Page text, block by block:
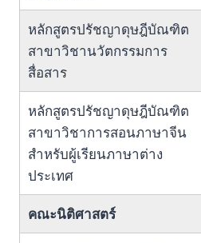
หลักสูตรปรัชญาดุษฎีบัณฑิต
สาขาวิชานวัตกรรมการ
สื่อสาร
หลักสูตรปรัชญาดุษฎีบัณฑิต
สาขาวิชาการสอนภาษาจีน
สำหรับผู้เรียนภาษาต่าง
ประเทศ
คณะนิติศาสตร์